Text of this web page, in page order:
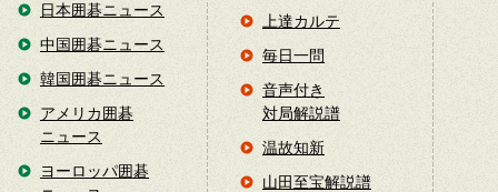
日本囲碁ニュース
中国囲碁ニュース
韓国囲碁ニュース
アメリカ囲碁
ニュース
ヨーロッパ囲碁
上達カルテ
毎日一問
音声付き
対局解説譜
温故知新
山田至宝解説譜